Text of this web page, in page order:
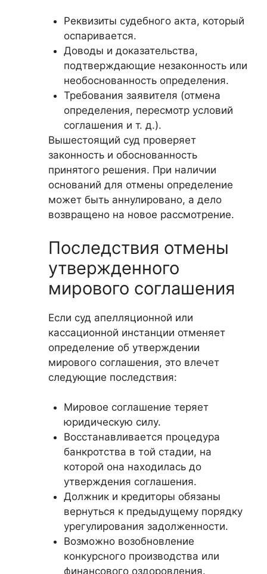
Реквизиты судебного акта, который
оспаривается.
Доводы и доказательства,
подтверждающие незаконность или
необоснованность определения.
Требования заявителя (отмена
определения, пересмотр условий
соглашения и т. д.).
Вышестоящий суд проверяет
законность и обоснованность
принятого решения. При наличии
оснований для отмены определение
может быть аннулировано, а дело
возвращено на новое рассмотрение.
Последствия отмены
утвержденного
мирового соглашения
Если суд апелляционной или
кассационной инстанции отменяет
определение об утверждении
мирового соглашения, это влечет
следующие последствия:
Мировое соглашение теряет
юридическую силу.
Восстанавливается процедура
банкротства в той стадии, на
которой она находилась до
утверждения соглашения.
Должник и кредиторы обязаны
вернуться к предыдущему порядку
урегулирования задолженности.
Возможно возобновление
конкурсного производства или
финансового оздоровления.